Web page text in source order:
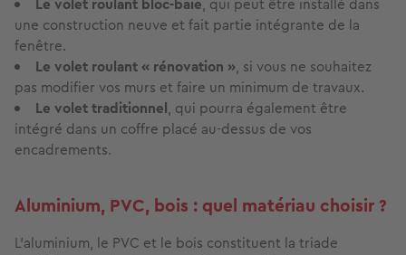
Le volet roulant bloc-baie, qui peut être installé dans
une construction neuve et fait partie intégrante de la
fenêtre.
Le volet roulant « rénovation », si vous ne souhaitez
pas modifier vos murs et faire un minimum de travaux.
Le volet traditionnel, qui pourra également être
intégré dans un coffre placé au-dessus de vos
encadrements.
Aluminium, PVC, bois : quel matériau choisir ?
L'aluminium, le PVC et le bois constituent la triade